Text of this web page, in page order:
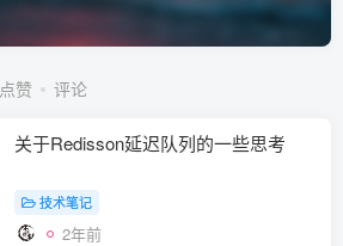
点赞 评论
关于Redisson延迟队列的一些思考
技术笔记
2年前